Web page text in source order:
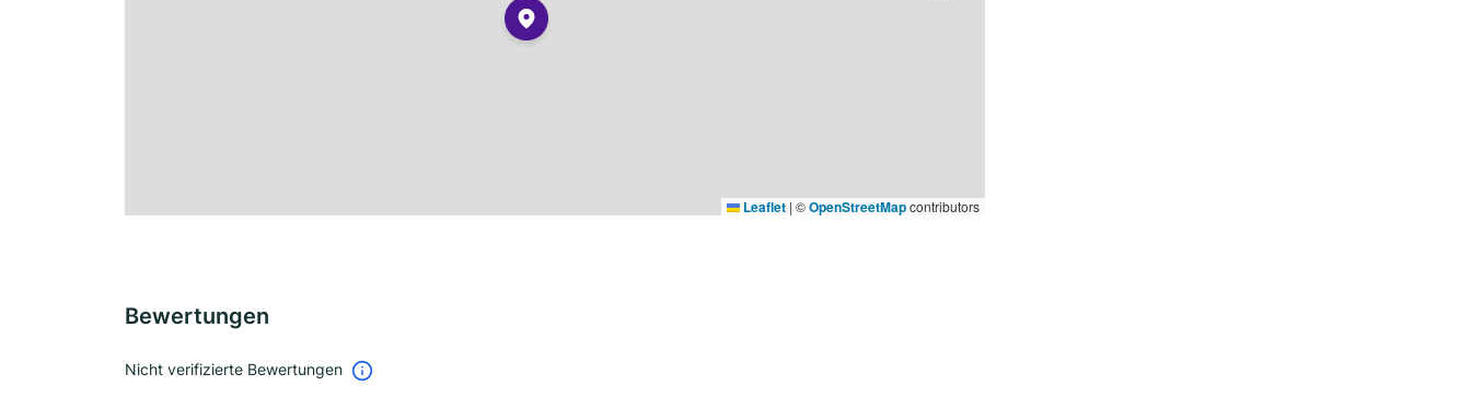
Leaflet | ©OpenStreetMapcontributors
Bewertungen
Nicht verifizierte Bewertungen